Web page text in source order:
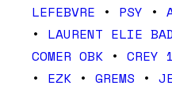
LEFEBVRE • PSY •
• LAURENT ELIE
COMER OBK • CREY
• EZK • GREMS •